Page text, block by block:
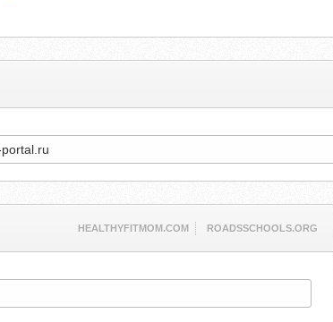
HEALTHYFITMOM.COM ROADSSCHOOLS.ORG